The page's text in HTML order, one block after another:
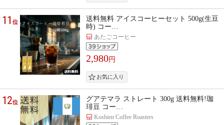
11位
送料無料 アイスコーヒーセット 500g(生豆
時) コー…
あたごコーヒー
2,980円
12位
グアテマラ ストレート 300g 送料無料!珈
琲豆 コー…
Koshien Coffee Roasters